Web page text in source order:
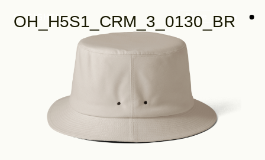
Store
OH_H5S1_CRM_3_0130_BR